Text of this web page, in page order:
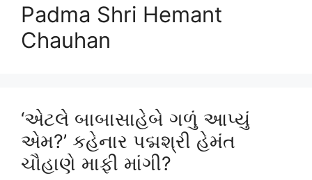
Padma Shri Hemant
Chauhan
‘એટલે બાબાસાહેબે ગળું આપ્યું
એમ?’ કહેનાર પદ્મશ્રી હેમંત
ચૌહાણે માફી માંગી?